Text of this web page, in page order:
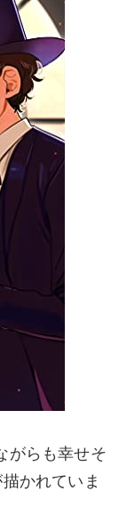
がらも幸せそ
かれていま